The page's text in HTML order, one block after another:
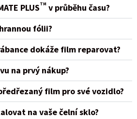
PLUSTM v průběhu času?
fólii?
dokáže film reparovat?
na prvý nákup?
film pro své vozidlo?
na vaše čelní sklo?